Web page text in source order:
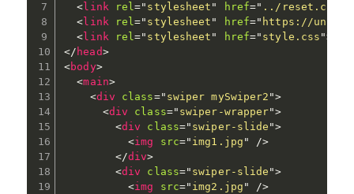
< link rel=" stylesheet " href=" ../reset.css
< link rel=" stylesheet " href=" https://
< link rel=" stylesheet " href=" style.css ">
</ head>
<body>
<main>
<div class=" swiper mySwiper2 ">
<div class=" swiper-wrapper">
<div class=" swiper-slide ">
<img src=" img1.jpg "
/>
</div>
<div class=" swiper-slide ">
<img src=" img2.jpg "
/>